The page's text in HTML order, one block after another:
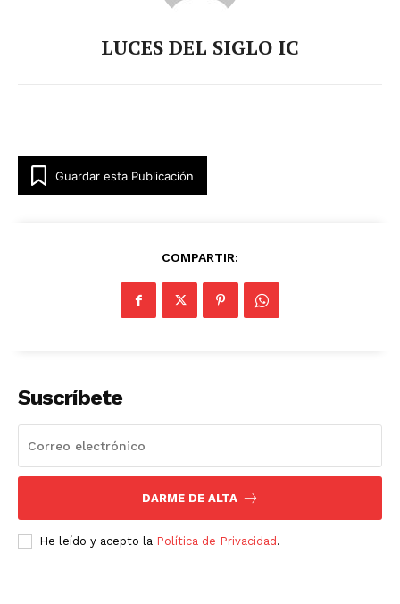
LUCES DEL SIGLO IC
Guardar esta Publicación
COMPARTIR:
Suscríbete
DARME DE ALTA
He leído y acepto la Política de Privacidad .